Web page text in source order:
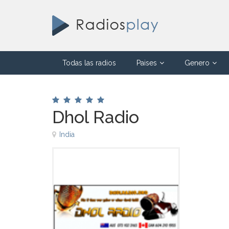
Todas las radios Paises Genero
Dhol Radio
India